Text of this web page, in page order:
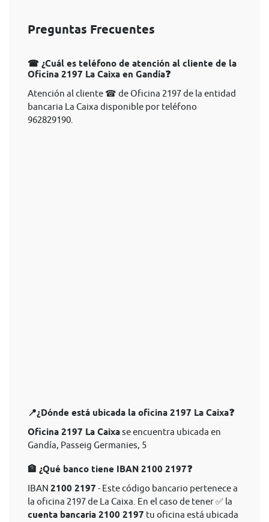
Preguntas Frecuentes
☎ ¿Cuál es teléfono de atención al cliente de la
Oficina 2197 La Caixa en Gandía❓
Atención al cliente ☎ de Oficina 2197 de la entidad
bancaria La Caixa disponible por teléfono
962829190.
📍¿Dónde está ubicada la oficina 2197 La Caixa❓
Oficina 2197 La Caixase encuentra ubicada en
Gandía, Passeig Germanies, 5
🏦 ¿Qué banco tiene IBAN 2100 2197❓
IBAN 2100 2197 - Este código bancario pertenece a
la oficina 2197 de La Caixa. En el caso de tener ✅ la
cuenta bancaria 2100 2197 tu oficina está ubicada